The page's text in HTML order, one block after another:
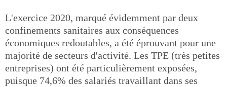
L'exercice 2020, marqué évidemment par deux
confinements sanitaires aux conséquences
économiques redoutables, a été éprouvant pour une
majorité de secteurs d'activité. Les TPE (très petites
entreprises) ont été particulièrement exposées,
puisque 74,6% des salariés travaillant dans ses